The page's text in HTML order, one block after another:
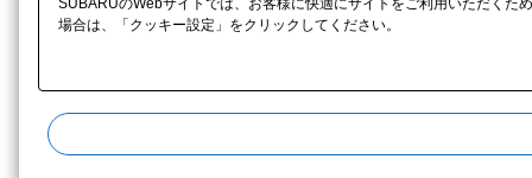
SUBARUのWebサイトでは、お客様に快適にサイトをご利用いただく
場合は、「クッキー設定」をクリックしてください。​